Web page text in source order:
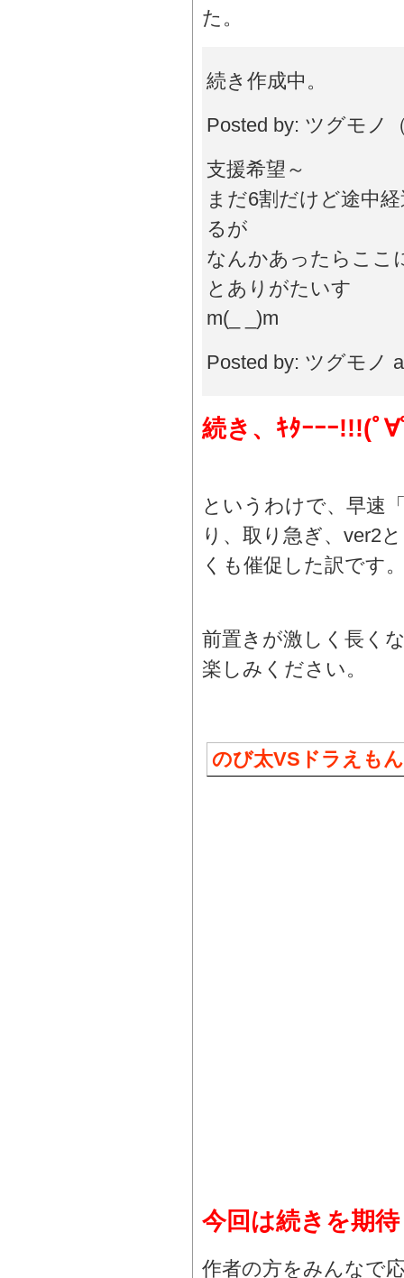
た。
続き作成中。
Posted by: ツグモノ
支援希望～
まだ6割だけど途中
るが
なんかあったらここ
とありがたいす
m(_ _)m
Posted by: ツグモノ
続き、ｷﾀｰｰｰ!!!(ﾟ∀
というわけで、早速
り、取り急ぎ、ver2
くも催促した訳です
前置きが激しく長く
楽しみください。
のび太VSドラえも
今回は続きを期
作者の方をみんなで